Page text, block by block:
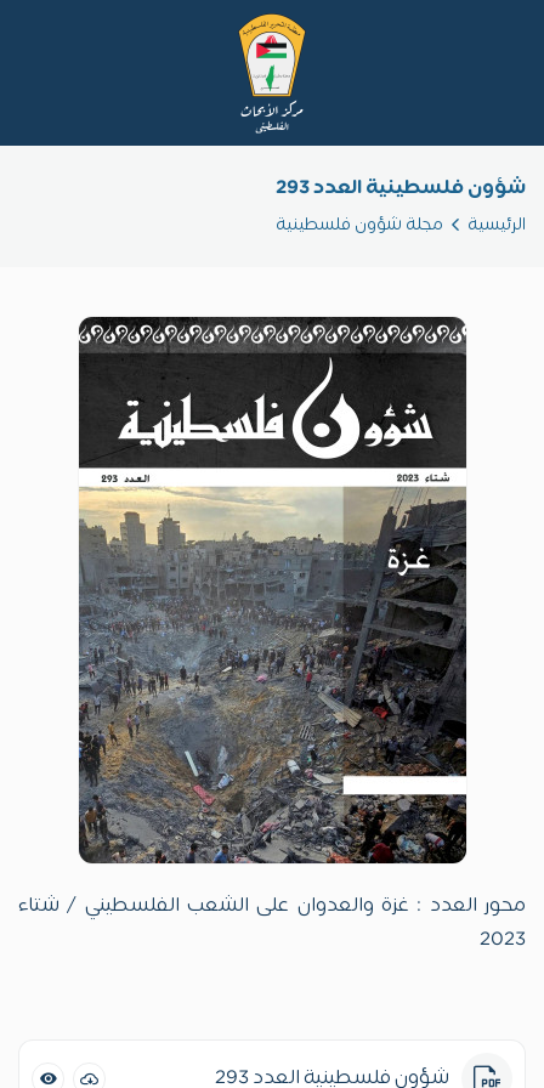
شؤون فلسطينية العدد 293
الرئيسية مجلة شؤون فلسطينية
محور العدد : غزة والعدوان على الشعب الفلسطيني / شتاء
2023
شؤون فلسطينية العدد 293